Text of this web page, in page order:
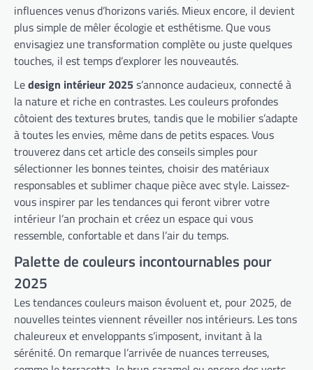
influences venus d’horizons variés. Mieux encore, il devient
plus simple de mêler écologie et esthétisme. Que vous
envisagiez une transformation complète ou juste quelques
touches, il est temps d’explorer les nouveautés.
Ledesign intérieur 2025 s’annonce audacieux, connecté à
la nature et riche en contrastes. Les couleurs profondes
côtoient des textures brutes, tandis que le mobilier s’adapte
à toutes les envies, même dans de petits espaces. Vous
trouverez dans cet article des conseils simples pour
sélectionner les bonnes teintes, choisir des matériaux
responsables et sublimer chaque pièce avec style. Laissez-
vous inspirer par les tendances qui feront vibrer votre
intérieur l’an prochain et créez un espace qui vous
ressemble, confortable et dans l’air du temps.
Palette de couleurs incontournables pour
2025
Les tendances couleurs maison évoluent et, pour 2025, de
nouvelles teintes viennent réveiller nos intérieurs. Les tons
chaleureux et enveloppants s’imposent, invitant à la
sérénité. On remarque l’arrivée de nuances terreuses,